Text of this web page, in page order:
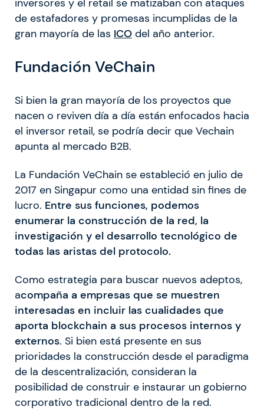
inversores y el retail se matizaban con ataques
de estafadores y promesas incumplidas de la
gran mayoría de las ICO del año anterior.
Fundación VeChain
Si bien la gran mayoría de los proyectos que
nacen o reviven día a día están enfocados hacia
el inversor retail, se podría decir que Vechain
apunta al mercado B2B.
La Fundación VeChain se estableció en julio de
2017 en Singapur como una entidad sin fines de
lucro. Entre sus funciones, podemos
enumerar la construcción de la red, la
investigación y el desarrollo tecnológico de
todas las aristas del protocolo.
Como estrategia para buscar nuevos adeptos,
acompaña a empresas que se muestren
interesadas en incluir las cualidades que
aporta blockchain a sus procesos internos y
externos. Si bien está presente en sus
prioridades la construcción desde el paradigma
de la descentralización, consideran la
posibilidad de construir e instaurar un gobierno
corporativo tradicional dentro de la red.